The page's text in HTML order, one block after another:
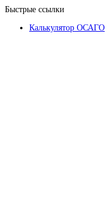
Быстрые ссылки
Калькулятор ОСАГО